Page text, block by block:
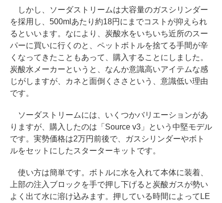
しかし、ソーダストリームは大容量のガスシリンダー
を採用し、500mlあたり約18円にまでコストが抑えられ
るといいます。なにより、炭酸水をいちいち近所のスー
パーに買いに行くのと、ペットボトルを捨てる手間が辛
くなってきたこともあって、購入することにしました。
炭酸水メーカーというと、なんか意識高いアイテムな感
じがしますが、カネと面倒くささという、意識低い理由
です。
ソーダストリームには、いくつかバリエーションがあ
りますが、購入したのは「Source v3」という中堅モデル
です。実勢価格は2万円前後で、ガスシリンダーやボト
ルをセットにしたスターターキットです。
使い方は簡単です。ボトルに水を入れて本体に装着、
上部の注入ブロックを手で押し下げると炭酸ガスが勢い
よく出て水に溶け込みます。押している時間によってLE